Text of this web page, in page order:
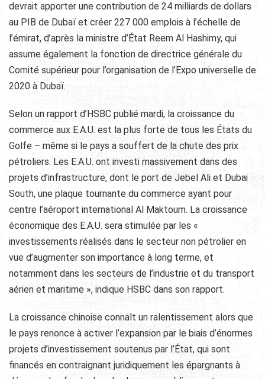
devrait apporter une contribution de 24 milliards de dollars
au PIB de Dubaï et créer 227 000 emplois à l’échelle de
l’émirat, d’après la ministre d’État Reem Al Hashimy, qui
assume également la fonction de directrice générale du
Comité supérieur pour l’organisation de l’Expo universelle de
2020 à Dubaï.
Selon un rapport d’HSBC publié mardi, la croissance du
commerce aux E.A.U. est la plus forte de tous les États du
Golfe – même si le pays a souffert de la chute des prix
pétroliers. Les E.A.U. ont investi massivement dans des
projets d’infrastructure, dont le port de Jebel Ali et Dubai
South, une plaque tournante du commerce ayant pour
centre l’aéroport international Al Maktoum. La croissance
économique des E.A.U. sera stimulée par les «
investissements réalisés dans le secteur non pétrolier en
vue d’augmenter son importance à long terme, et
notamment dans les secteurs de l’industrie et du transport
aérien et maritime », indique HSBC dans son rapport.
La croissance chinoise connaît un ralentissement alors que
le pays renonce à activer l’expansion par le biais d’énormes
projets d’investissement soutenus par l’État, qui sont
financés en contraignant juridiquement les épargnants à